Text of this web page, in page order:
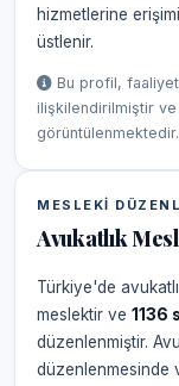
hizmetlerine
üstlenir.
Bu profil,
ilişkilendirilmiştir ve
görüntülenmektedir.
MESLEKI
Avukatlık
Türkiye'de
meslektir ve 1136
düzenlenmiştir.
düzenlenmesinde